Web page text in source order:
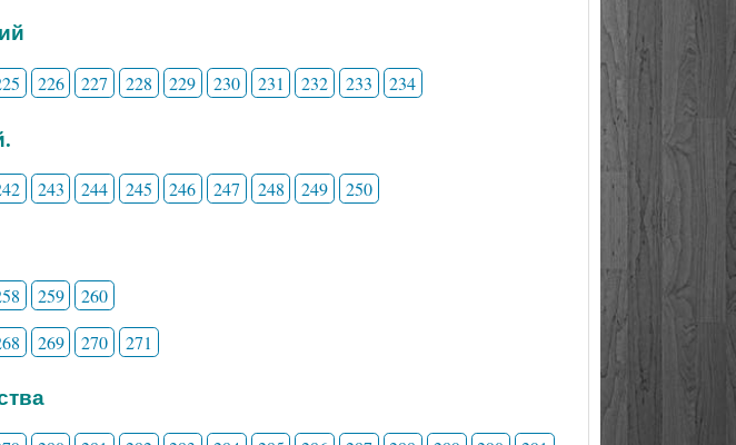
226 227 228 229 230 231 232 233 234
243 244 245 246 247 248 249 250
259
260
269 270 271